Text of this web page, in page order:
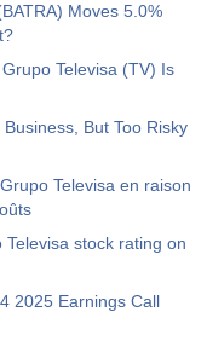
Moves 5.0%
Televisa (TV) Is
But Too Risky
Televisa en raison
stock rating on
2025 Earnings Call